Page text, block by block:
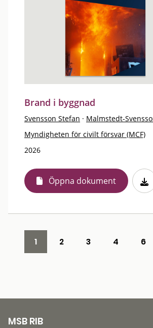
Brand i byggnad
Svensson Stefan · Malmstedt-
Myndigheten för civilt försvar (MCF)
2026
Öppna dokument
1 2 3 4 6
MSB RIB